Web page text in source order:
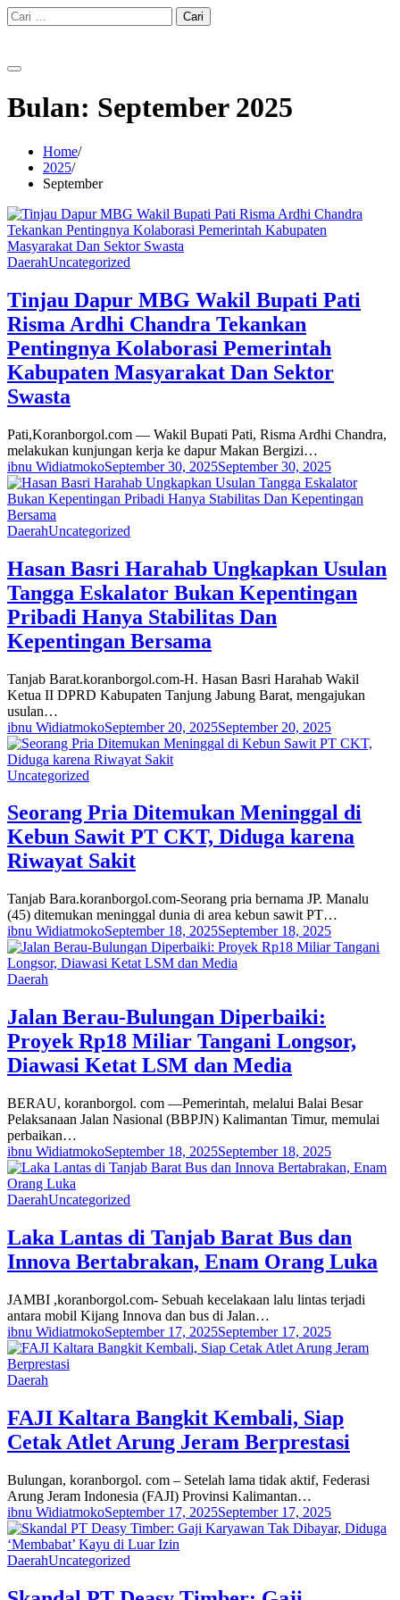
Skip
to
Cari
untuk:
Bulan: September 2025
Home
2025
September
DaerahUncategorized
Tinjau Dapur MBG Wakil Bupati Pati
Risma Ardhi Chandra Tekankan
Pentingnya Kolaborasi Pemerintah
Kabupaten Masyarakat Dan Sektor
Swasta
Pati,Koranborgol.com — Wakil Bupati Pati, Risma Ardhi Chandra,
melakukan kunjungan kerja ke dapur Makan Bergizi…
ibnu WidiatmokoSeptember 30, 2025September 30, 2025
DaerahUncategorized
Hasan Basri Harahab Ungkapkan Usulan
Tangga Eskalator Bukan Kepentingan
Pribadi Hanya Stabilitas Dan
Kepentingan Bersama
Tanjab Barat.koranborgol.com-H. Hasan Basri Harahab Wakil
Ketua II DPRD Kabupaten Tanjung Jabung Barat, mengajukan
usulan…
ibnu WidiatmokoSeptember 20, 2025September 20, 2025
Uncategorized
Seorang Pria Ditemukan Meninggal di
Kebun Sawit PT CKT, Diduga karena
Riwayat Sakit
Tanjab Bara.koranborgol.com-Seorang pria bernama JP. Manalu
(45) ditemukan meninggal dunia di area kebun sawit PT…
ibnu WidiatmokoSeptember 18, 2025September 18, 2025
Daerah
Jalan Berau-Bulungan Diperbaiki:
Proyek Rp18 Miliar Tangani Longsor,
Diawasi Ketat LSM dan Media
BERAU, koranborgol. com —Pemerintah, melalui Balai Besar
Pelaksanaan Jalan Nasional (BBPJN) Kalimantan Timur, memulai
perbaikan…
ibnu WidiatmokoSeptember 18, 2025September 18, 2025
DaerahUncategorized
Laka Lantas di Tanjab Barat Bus dan
Innova Bertabrakan, Enam Orang Luka
JAMBI ,koranborgol.com- Sebuah kecelakaan lalu lintas terjadi
antara mobil Kijang Innova dan bus di Jalan…
ibnu WidiatmokoSeptember 17, 2025September 17, 2025
Daerah
FAJI Kaltara Bangkit Kembali, Siap
Cetak Atlet Arung Jeram Berprestasi
Bulungan, koranborgol. com – Setelah lama tidak aktif, Federasi
Arung Jeram Indonesia (FAJI) Provinsi Kalimantan…
ibnu WidiatmokoSeptember 17, 2025September 17, 2025
DaerahUncategorized